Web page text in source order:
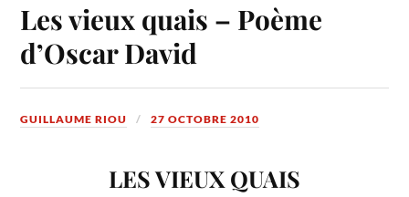
Les vieux quais – Poème
d’Oscar David
GUILLAUME RIOU 27 OCTOBRE 2010
LES VIEUX QUAIS